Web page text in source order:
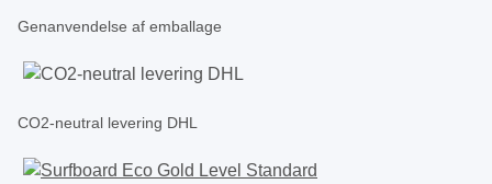
Genanvendelse af emballage
CO2-neutral levering DHL